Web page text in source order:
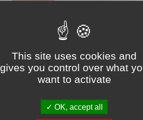
This site uses cookies and
gives you control over what
want to activate
OK, accept all